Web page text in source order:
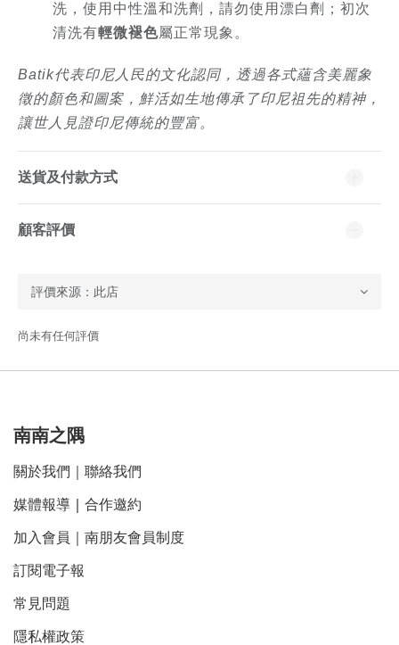
洗，使用中性溫和洗劑，請勿使用漂白劑；初次
清洗有輕微褪色屬正常現象。
Batik代表印尼人民的文化認同，透過各式蘊含美麗象
徵的顏色和圖案，鮮活如生地傳承了印尼祖先的精神，
讓世人見證印尼傳統的豐富。
送貨及付款方式
顧客評價
尚未有任何評價
南南之隅
關於我們 聯絡我們
媒體報導 合作邀約
加入會員｜南朋友會員制度
訂閱電子報
常見問題
隱私權政策